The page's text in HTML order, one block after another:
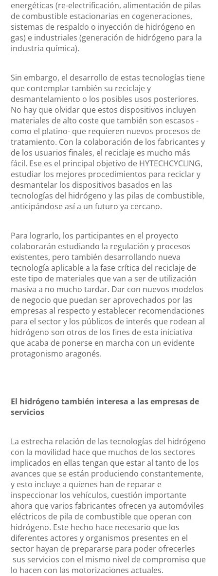
energéticas (re-electrificación, alimentación de pilas
de combustible estacionarias en cogeneraciones,
sistemas de respaldo o inyección de hidrógeno en
gas) e industriales (generación de hidrógeno para la
industria química).
Sin embargo, el desarrollo de estas tecnologías tiene
que contemplar también su reciclaje y
desmantelamiento o los posibles usos posteriores.
No hay que olvidar que estos dispositivos incluyen
materiales de alto coste que también son escasos -
como el platino- que requieren nuevos procesos de
tratamiento. Con la colaboración de los fabricantes y
de los usuarios finales, el reciclaje es mucho más
fácil. Ese es el principal objetivo de HYTECHCYCLING,
estudiar los mejores procedimientos para reciclar y
desmantelar los dispositivos basados en las
tecnologías del hidrógeno y las pilas de combustible,
anticipándose así a un futuro ya cercano.
Para lograrlo, los participantes en el proyecto
colaborarán estudiando la regulación y procesos
existentes, pero también desarrollando nueva
tecnología aplicable a la fase crítica del reciclaje de
este tipo de materiales que van a ser de utilización
masiva a no mucho tardar. Dar con nuevos modelos
de negocio que puedan ser aprovechados por las
empresas al respecto y establecer recomendaciones
para el sector y los públicos de interés que rodean al
hidrógeno son otros de los fines de esta iniciativa
que acaba de ponerse en marcha con un evidente
protagonismo aragonés.
El hidrógeno también interesa a las empresas de
servicios
La estrecha relación de las tecnologías del hidrógeno
con la movilidad hace que muchos de los sectores
implicados en ellas tengan que estar al tanto de los
avances que se están produciendo constantemente,
y esto incluye a quienes han de reparar e
inspeccionar los vehículos, cuestión importante
ahora que varios fabricantes ofrecen ya automóviles
eléctricos de pila de combustible que operan con
hidrógeno. Este hecho hace necesario que los
diferentes actores y organismos presentes en el
sector hayan de prepararse para poder ofrecerles
sus servicios con el mismo nivel de compromiso que
lo hacen con las motorizaciones actuales.